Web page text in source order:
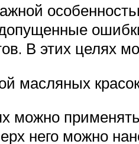
В этих целях
масляных
можно
него можно